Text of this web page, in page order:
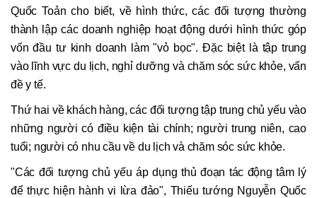
Quốc Toản cho biết, về hình thức, các đối tượng thường
thành lập các doanh nghiệp hoạt động dưới hình thức góp
vốn đầu tư kinh doanh làm "vỏ bọc". Đặc biệt là tập trung
vào lĩnh vực du lịch, nghỉ dưỡng và chăm sóc sức khỏe, vấn
đề y tế.
Thứ hai về khách hàng, các đối tượng tập trung chủ yếu vào
những người có điều kiện tài chính; người trung niên, cao
tuổi; người có nhu cầu về du lịch và chăm sóc sức khỏe.
"Các đối tượng chủ yếu áp dụng thủ đoạn tác động tâm lý
để thực hiện hành vi lừa đảo", Thiếu tướng Nguyễn Quốc